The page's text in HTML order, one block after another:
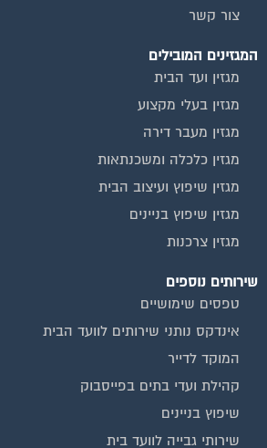
צור קשר
המגזינים המובילים
מגזין ועד הבית
מגזין בעלי מקצוע
מגזין מעבר דירה
מגזין כלכלה ומשכנתאות
מגזין שיפוץ ועיצוב הבית
מגזין שיפוץ בניינים
מגזין צרכנות
שירותים נוספים
טפסים שימושיים
אינדקס נותני שירותים לוועד הבית
המוקד לדייר
קהילת ועדי בתים בפייסבוק
שיפוץ בניינים
שירותי גבייה לוועד בית